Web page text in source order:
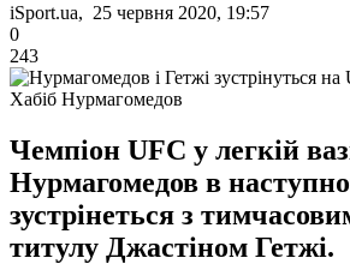
iSport.ua, 25 червня 2020, 19:57
0
243
Хабіб Нурмагомедов
Чемпіон UFC у легкій
Нурмагомедов в
зустрінеться з
титулу Джастіном Гетжі.